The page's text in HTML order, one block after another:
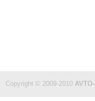
Copyright © 2009-2010